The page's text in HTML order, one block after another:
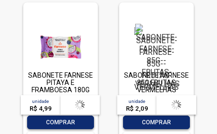
SABONETE FARNESE
PITAYA E
FRAMBOESA 180G
unidade
R$ 4,99
acima de
-- --,--un.
COMPRAR
SABONETE FARNESE
85G FRUTAS
VERMELHAS
unidade
R$ 2,09
acima de
-- --,--un.
COMPRAR